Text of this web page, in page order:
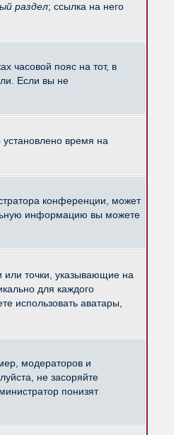
раздел; ссылка на него
часовой пояс на тот, в
Если вы не
время на
конференции, может
информацию вы можете
или точки, указывающие на
для каждого
использовать аватары,
модераторов и
не засоряйте
понизят